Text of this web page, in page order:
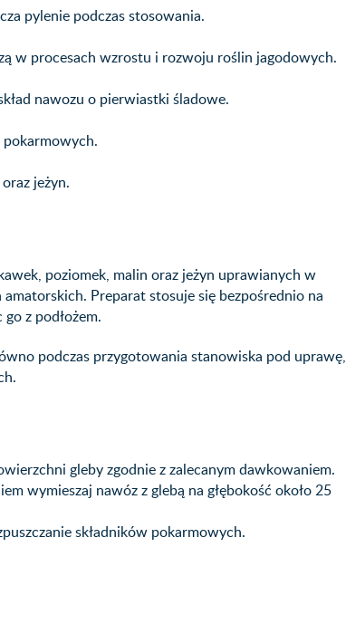
pylenie podczas stosowania.
w procesach wzrostu i rozwoju roślin jagodowych.
nawozu o pierwiastki śladowe.
pokarmowych.
jeżyn.
poziomek, malin oraz jeżyn uprawianych w
Preparat stosuje się bezpośrednio na
z podłożem.
podczas przygotowania stanowiska pod uprawę,
gleby zgodnie z zalecanym dawkowaniem.
wymieszaj nawóz z glebą na głębokość około 25
składników pokarmowych.